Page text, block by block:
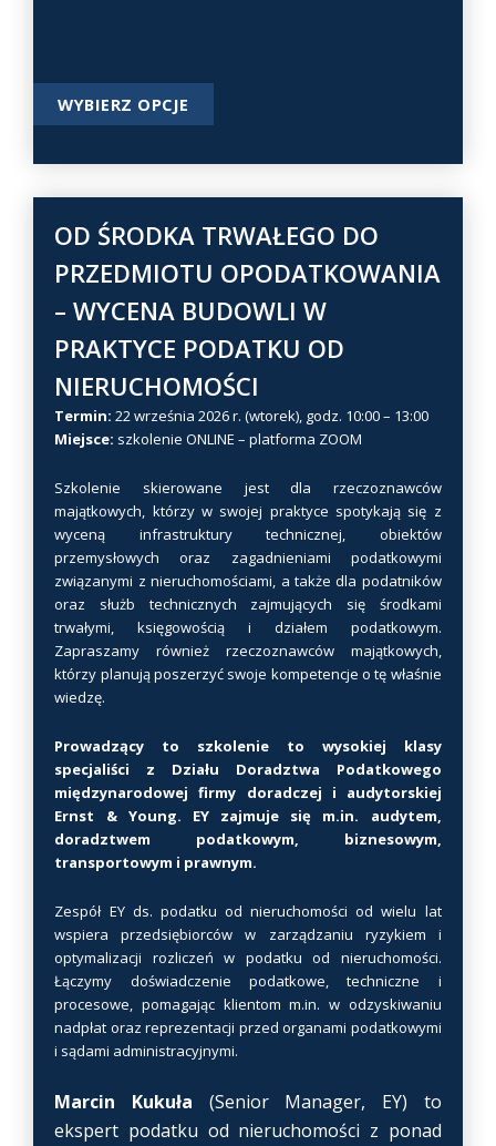
WYBIERZ OPCJE
e
r
o
k
m
a
w
i
l
e
a
r
i
n
.
O
p
c
e
m
o
ż
n
a
y
b
OD ŚRODKA TRWAŁEGO DO
PRZEDMIOTU OPODATKOWANIA
– WYCENA BUDOWLI W
PRAKTYCE PODATKU OD
NIERUCHOMOŚCI
Termin: 22 września 2026 r. (wtorek), godz. 10:00 – 13:00
Miejsce: szkolenie ONLINE – platforma ZOOM
Szkolenie skierowane jest dla rzeczoznawców
majątkowych, którzy w swojej praktyce spotykają się z
wyceną infrastruktury technicznej, obiektów
przemysłowych oraz zagadnieniami podatkowymi
związanymi z nieruchomościami, a także dla podatników
oraz służb technicznych zajmujących się środkami
trwałymi, księgowością i działem podatkowym.
Zapraszamy również rzeczoznawców majątkowych,
którzy planują poszerzyć swoje kompetencje o tę właśnie
wiedzę.
Prowadzący to szkolenie to wysokiej klasy
specjaliści z Działu Doradztwa Podatkowego
międzynarodowej firmy doradczej i audytorskiej
Ernst & Young. EY zajmuje się m.in. audytem,
doradztwem podatkowym, biznesowym,
transportowym i prawnym.
Zespół EY ds. podatku od nieruchomości od wielu lat
wspiera przedsiębiorców w zarządzaniu ryzykiem i
optymalizacji rozliczeń w podatku od nieruchomości.
Łączymy doświadczenie podatkowe, techniczne i
procesowe, pomagając klientom m.in. w odzyskiwaniu
nadpłat oraz reprezentacji przed organami podatkowymi
i sądami administracyjnymi.
Marcin Kukuła (Senior Manager, EY) to
ekspert podatku od nieruchomości z ponad